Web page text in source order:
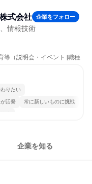
式会社 企業をフォロー
情報技術
等（説明会・イベント [職種
りたい
活発 常に新しいものに挑戦
る
企業を知る